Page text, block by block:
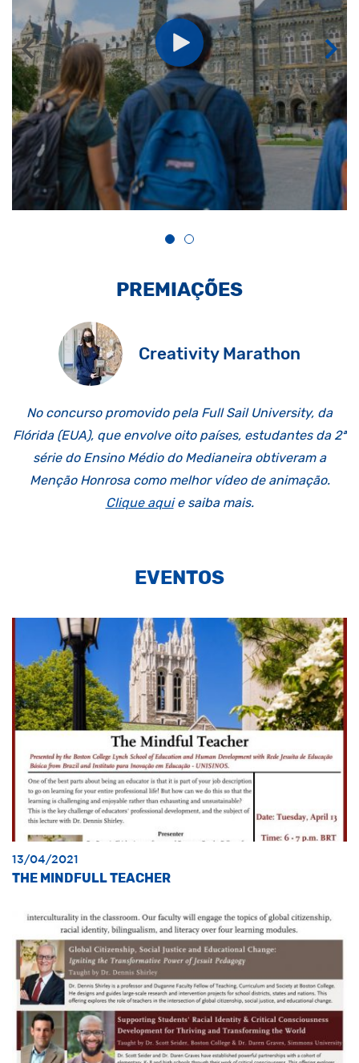
PREMIAÇÕES
Creativity Marathon
No concurso promovido pela Full Sail University, da
Flórida (EUA), que envolve oito países, estudantes da 2ª
série do Ensino Médio do Medianeira obtiveram a
Menção Honrosa como melhor vídeo de animação.
Clique aquie saiba mais.
EVENTOS
13/04/2021
THE MINDFULL TEACHER